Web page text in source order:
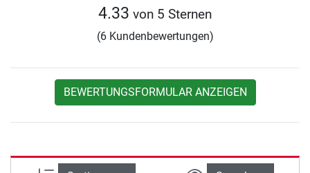
4.33 von 5 Sternen
(6 Kundenbewertungen)
BEWERTUNGSFORMULAR ANZEIGEN